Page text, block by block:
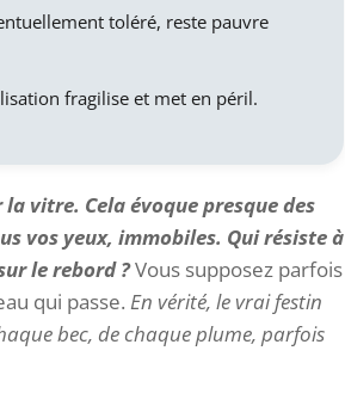
toléré, reste pauvre
fragilise et met en péril.
vitre. Cela évoque presque des
vos yeux, immobiles. Qui résiste à
le rebord ?Vous supposez parfois
qui passe. En vérité, le vrai festin
bec, de chaque plume, parfois